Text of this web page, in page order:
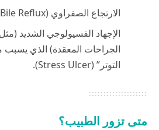
الارتجاع الصفراوي (Bile Reflux).
الإجهاد الفسيولوجي الشديد
الجراحات المعقدة) الذي يسبب
التوتر” (Stress Ulcer).
متى تزور الطبيب؟